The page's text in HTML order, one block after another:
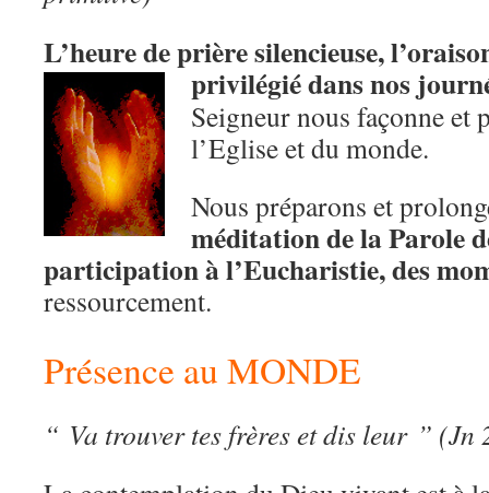
L’heure de prière silencieuse,
privilégiédans nos
Seigneur nous façonne et
l’Eglise et du monde.
Nous préparons et
méditation de la Parole
participation à l’Eucharistie, des
ressourcement.
Présence au MONDE
“ Va trouver tes frères et dis leur ” (Jn